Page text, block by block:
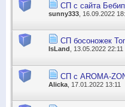
СП с сайта
sunny333 , 16.09.2022
СП босоножек
IsLand , 13.05.2022 22:11
СП с AROMA-
Alicka , 17.01.2022 13:11